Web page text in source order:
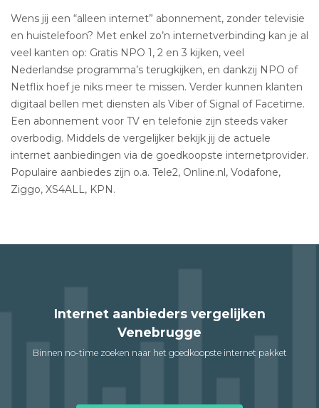
Wens jij een “alleen internet” abonnement, zonder televisie
en huistelefoon? Met enkel zo’n internetverbinding kan je al
veel kanten op: Gratis NPO 1, 2 en 3 kijken, veel
Nederlandse programma’s terugkijken, en dankzij NPO of
Netflix hoef je niks meer te missen. Verder kunnen klanten
digitaal bellen met diensten als Viber of Signal of Facetime.
Een abonnement voor TV en telefonie zijn steeds vaker
overbodig. Middels de vergelijker bekijk jij de actuele
internet aanbiedingen via de goedkoopste internetprovider.
Populaire aanbiedes zijn o.a. Tele2, Online.nl, Vodafone,
Ziggo, XS4ALL, KPN.
Internet aanbieders vergelijken
Venebrugge
Binnen no-time zoeken naar het goedkoopste internet pakket